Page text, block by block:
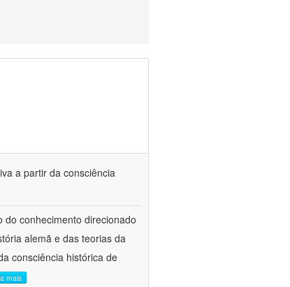
a partir da consciência
do conhecimento direcionado
alemã e das teorias da
consciência histórica de
mais